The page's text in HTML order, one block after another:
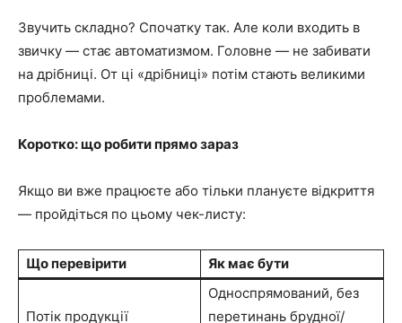
Звучить складно? Спочатку так. Але коли входить в
звичку — стає автоматизмом. Головне — не забивати
на дрібниці. От ці «дрібниці» потім стають великими
проблемами.
Коротко: що робити прямо зараз
Якщо ви вже працюєте або тільки плануєте відкриття
— пройдіться по цьому чек-листу:
Що перевірити Як має бути
Потік продукції
Односпрямований, без
перетинань брудної/